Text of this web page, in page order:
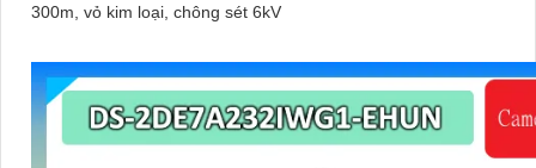
300m, vỏ kim loại, chông sét 6kV